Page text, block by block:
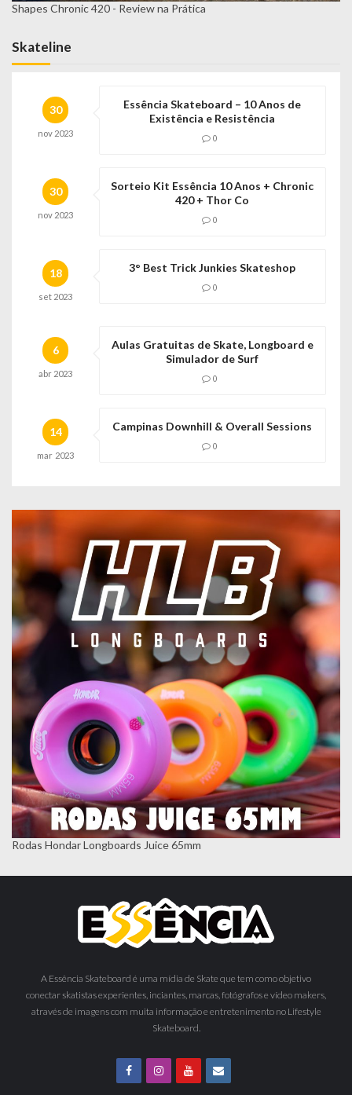
Shapes Chronic 420 - Review na Prática
Skateline
30
nov 2023
Essência Skateboard – 10 Anos de
Existência e Resistência
0
30
nov 2023
Sorteio Kit Essência 10 Anos + Chronic
420 + Thor Co
0
18
set 2023
3° Best Trick Junkies Skateshop
0
6
abr 2023
Aulas Gratuitas de Skate, Longboard e
Simulador de Surf
0
14
mar 2023
Campinas Downhill & Overall Sessions
0
Rodas Hondar Longboards Juice 65mm
A Essência Skateboard é uma mídia de Skate que tem como objetivo
conectar skatistas experientes, inciantes, marcas, fotógrafos e vídeo makers,
através de imagens com muita informação e entretenimento no Lifestyle
Skateboard.